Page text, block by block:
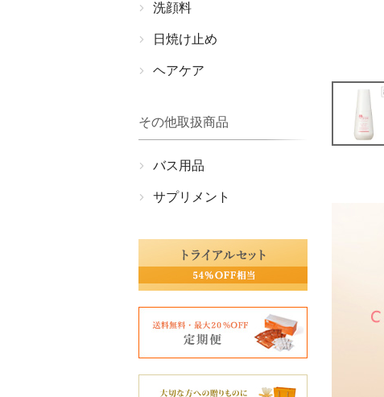
洗顔料
日焼け止め
ヘアケア
その他取扱商品
バス用品
サプリメント